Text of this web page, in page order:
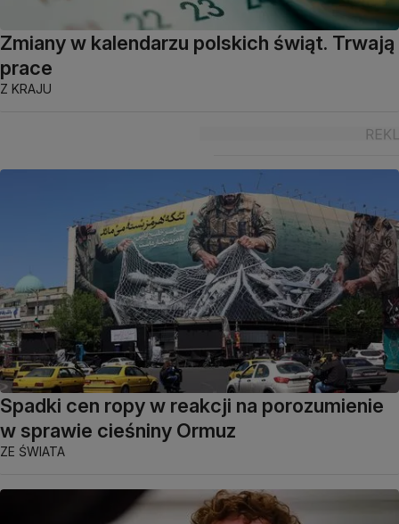
Zmiany w kalendarzu polskich świąt. Trwają
prace
Z KRAJU
Spadki cen ropy w reakcji na porozumienie
w sprawie cieśniny Ormuz
ZE ŚWIATA